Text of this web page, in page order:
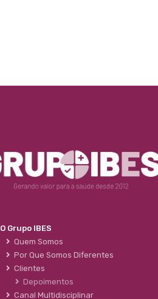
O Grupo IBES
Quem Somos
Por Que Somos Diferentes
Clientes
Depoimentos
Canal Multidisciplinar